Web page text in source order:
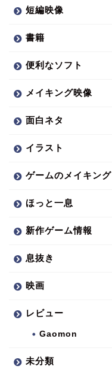
短編映像
書籍
便利なソフト
メイキング映像
面白ネタ
イラスト
ゲームのメイキング
ほっと一息
新作ゲーム情報
息抜き
映画
レビュー
Gaomon
未分類